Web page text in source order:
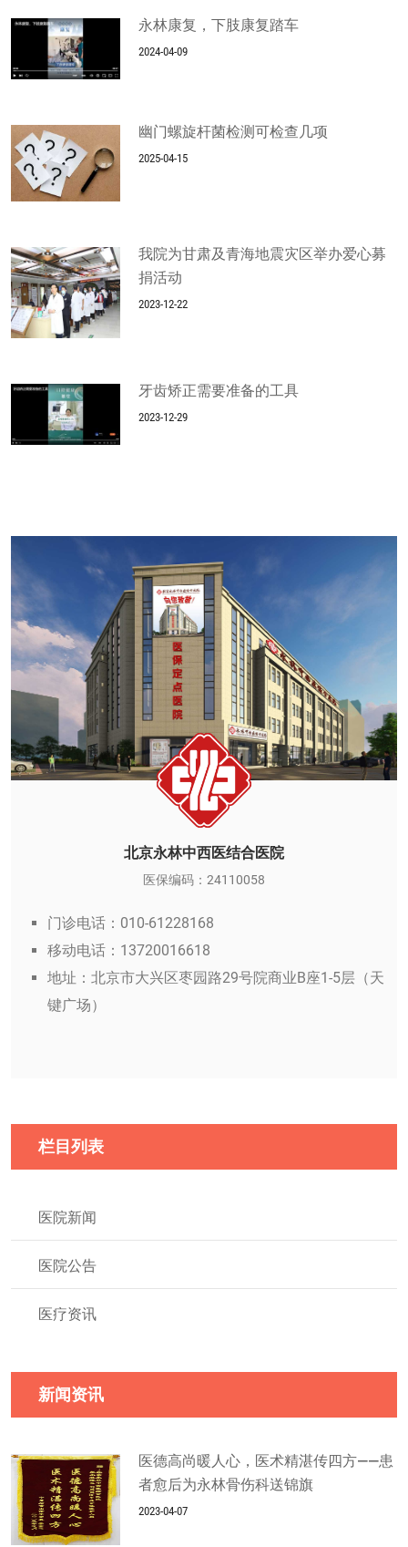
永林康复，下肢康复踏车
2024-04-09
幽门螺旋杆菌检测可检查几项
2025-04-15
我院为甘肃及青海地震灾区举办爱心募
捐活动
2023-12-22
牙齿矫正需要准备的工具
2023-12-29
北京永林中西医结合医院
医保编码：24110058
门诊电话：010-61228168
移动电话：13720016618
地址：北京市大兴区枣园路29号院商业B座1-5层（天
键广场）
栏目列表
医院新闻
医院公告
医疗资讯
新闻资讯
医德高尚暖人心，医术精湛传四方——患
者愈后为永林骨伤科送锦旗
2023-04-07